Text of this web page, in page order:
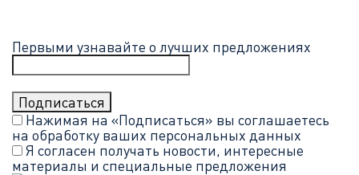
Первыми узнавайте о лучших предложениях
Нажимая на «Подписаться» вы соглашаетесь
на обработку ваших персональных данных
Я согласен получать новости, интересные
материалы и специальные предложения